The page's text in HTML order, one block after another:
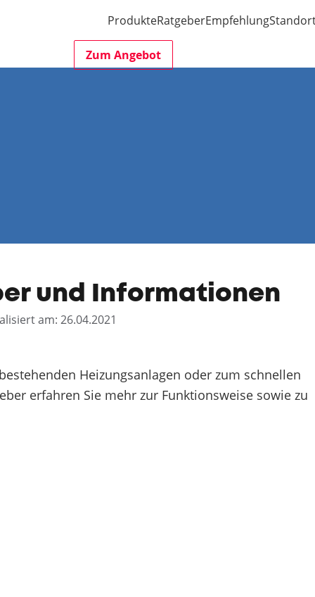
ProdukteRatgeberEmpfehlung
Zum Angebot
und Informationen
am: 26.04.2021
Heizungsanlagen oder zum schnellen
erfahren Sie mehr zur Funktionsweise sowie zu